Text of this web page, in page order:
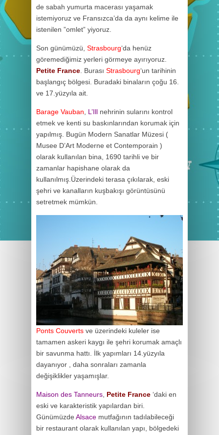
de sabah yumurta macerası yaşamak
istemiyoruz ve Fransızca’da da aynı kelime ile
istenilen ”omlet” yiyoruz.
Son günümüzü, Strasbourg‘da henüz
göremediğimiz yerleri görmeye ayırıyoruz.
Petite France . Burası Strasbourg‘un tarihinin
başlangıç bölgesi. Buradaki binaların çoğu 16.
ve 17.yüzyıla ait.
Barage Vauban L’Ill nehrinin sularını kontrol
etmek ve kenti su baskınlarından korumak için
yapılmış. Bugün Modern Sanatlar Müzesi (
Musee D’Art Moderne et Contemporain )
olarak kullanılan bina, 1690 tarihli ve bir
zamanlar hapishane olarak da
kullanılmış.Üzerindeki terasa çıkılarak, eski
şehri ve kanalların kuşbakışı görüntüsünü
setretmek mümkün.
Ponts Couverts ve üzerindeki kuleler ise
tamamen askeri kaygı ile şehri korumak amaçlı
bir savunma hattı. İlk yapımları 14.yüzyıla
dayanıyor , daha sonraları zamanla
değişiklikler yaşamışlar.
Maison des Tanneurs Petite France ‘daki en
eski ve karakteristik yapılardan biri.
Günümüzde Alsace mutfağının tadılabileceği
bir restaurant olarak kullanılan yapı, bölgedeki